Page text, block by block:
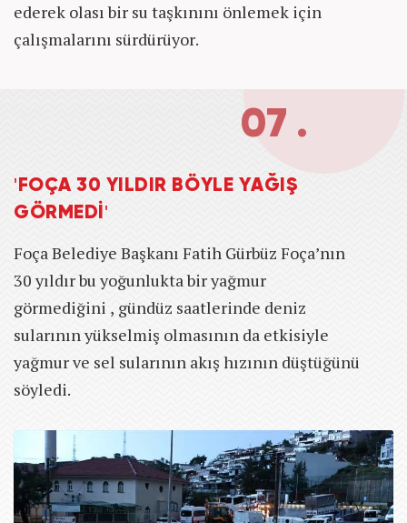
ederek olası bir su taşkınını önlemek için
çalışmalarını sürdürüyor.
07 .
'FOÇA 30 YILDIR BÖYLE YAĞIŞ
GÖRMEDİ'
Foça Belediye Başkanı Fatih Gürbüz Foça’nın
30 yıldır bu yoğunlukta bir yağmur
görmediğini , gündüz saatlerinde deniz
sularının yükselmiş olmasının da etkisiyle
yağmur ve sel sularının akış hızının düştüğünü
söyledi.